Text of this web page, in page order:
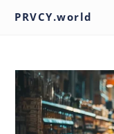
PRVCY.world